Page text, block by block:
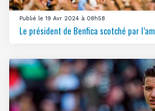
Publié le 19 Avr 2024 à 08h58
Le président de Benfica scotché par